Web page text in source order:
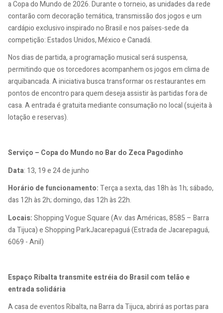
a Copa do Mundo de 2026. Durante o torneio, as unidades da rede
contarão com decoração temática, transmissão dos jogos e um
cardápio exclusivo inspirado no Brasil e nos países-sede da
competição: Estados Unidos, México e Canadá.
Nos dias de partida, a programação musical será suspensa,
permitindo que os torcedores acompanhem os jogos em clima de
arquibancada. A iniciativa busca transformar os restaurantes em
pontos de encontro para quem deseja assistir às partidas fora de
casa. A entrada é gratuita mediante consumação no local (sujeita à
lotação e reservas).
Serviço – Copa do Mundo no Bar do Zeca Pagodinho
Data: 13, 19 e 24 de junho
Horário de funcionamento:Terça a sexta, das 18h às 1h; sábado,
das 12h às 2h; domingo, das 12h às 22h.
Locais:Shopping Vogue Square (Av. das Américas, 8585 – Barra
da Tijuca) e Shopping ParkJacarepaguá (Estrada de Jacarepaguá,
6069 - Anil)
Espaço Ribalta transmite estréia do Brasil com telão e
entrada solidária
A casa de eventos Ribalta, na Barra da Tijuca, abrirá as portas para